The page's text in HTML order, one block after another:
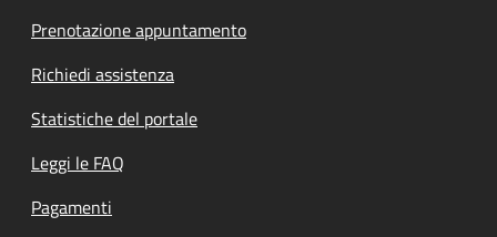
Prenotazione appuntamento
Richiedi assistenza
Statistiche del portale
Leggi le FAQ
Pagamenti